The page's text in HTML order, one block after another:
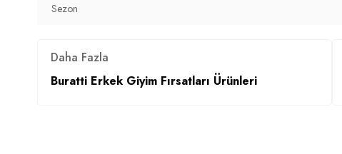
Sezon
Daha Fazla
Buratti Erkek Giyim Fırsatları Ürünleri